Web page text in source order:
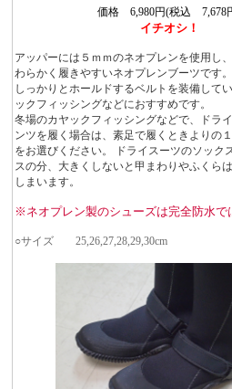
価格 6,980円(税込 7,678
イチオシ！
アッパーには５ｍｍのネオプレンを使用し
わらかく履きやすいネオプレンブーツです
しっかりとホールドするベルトを装備して
ックフィッシングなどにおすすめです。
冬場のカヤックフィッシングなどで、ドラ
ンツを履く場合は、素足で履くときよりの
をお選びください。 ドライスーツのソック
スの分、大きくしないと甲まわりやふくら
しまいます。
※ネオプレン製のシューズは完全防水で
○サイズ 25,26,27,28,29,30cm